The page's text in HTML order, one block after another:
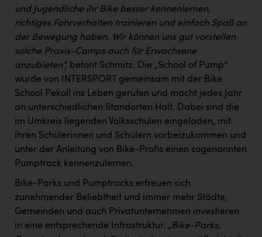
und Jugendliche ihr Bike besser kennenlernen,
richtiges Fahrverhalten trainieren und einfach Spaß an
der Bewegung haben. Wir können uns gut vorstellen
solche Praxis-Camps auch für Erwachsene
anzubieten“, betont Schmitz. Die „School of Pump“
wurde von INTERSPORT gemeinsam mit der Bike
School Pekoll ins Leben gerufen und macht jedes Jahr
an unterschiedlichen Standorten Halt. Dabei sind die
im Umkreis liegenden Volksschulen eingeladen, mit
ihren Schülerinnen und Schülern vorbeizukommen und
unter der Anleitung von Bike-Profis einen sogenannten
Pumptrack kennenzulernen.
Bike-Parks und Pumptracks erfreuen sich
zunehmender Beliebtheit und immer mehr Städte,
Gemeinden und auch Privatunternehmen investieren
in eine entsprechende Infrastruktur. „Bike-Parks,